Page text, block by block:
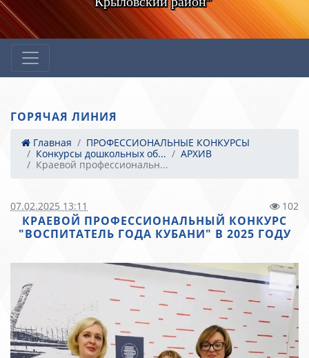
ГОРЯЧАЯ ЛИНИЯ
Главная
ПРОФЕССИОНАЛЬНЫЕ КОНКУРСЫ
Конкурсы дошкольных об...
АРХИВ
Краевой профессиональн...
07.02.2025 13:11 102
КРАЕВОЙ ПРОФЕССИОНАЛЬНЫЙ КОНКУРС
"ВОСПИТАТЕЛЬ ГОДА КУБАНИ" В 2025 ГОДУ